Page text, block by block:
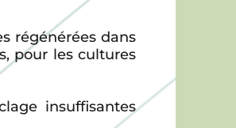
régénérées dans
pour les cultures
insuffisantes